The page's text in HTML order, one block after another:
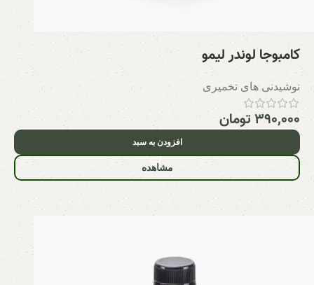
کامبوجا لوندر لیمو
نوشیدنی های تخمیری
۳۹۰,۰۰۰تومان
افزودن به سبد
مشاهده